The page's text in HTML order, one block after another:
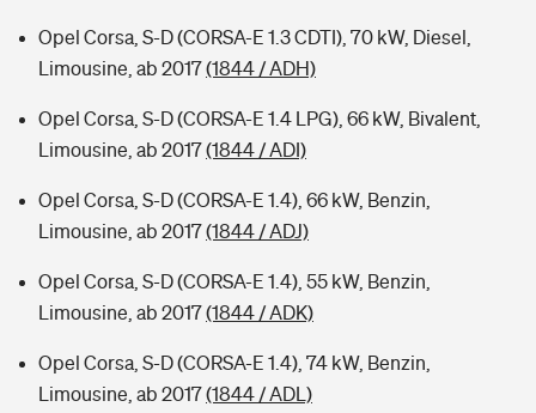
Opel Corsa, S-D (CORSA-E 1.3 CDTI), 70 kW, Diesel,
Limousine, ab 2017(1844 / ADH)
Opel Corsa, S-D (CORSA-E 1.4 LPG), 66 kW, Bivalent,
Limousine, ab 2017(1844 / ADI)
Opel Corsa, S-D (CORSA-E 1.4), 66 kW, Benzin,
Limousine, ab 2017(1844 / ADJ)
Opel Corsa, S-D (CORSA-E 1.4), 55 kW, Benzin,
Limousine, ab 2017(1844 / ADK)
Opel Corsa, S-D (CORSA-E 1.4), 74 kW, Benzin,
Limousine, ab 2017(1844 / ADL)